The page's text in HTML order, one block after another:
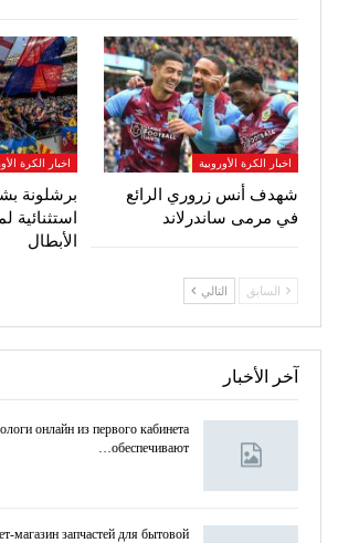
اخبار الكرة الأوروبية
شهدف أنس زروري الرائع
في مرمى ساندرلاند
اخبار الكرة
برشلونة
استثنائية
الأبطال
السابق التالي
آخر الأخبار
онлайн из первого кабинета
обеспечивают…
магазин запчастей для бытовой